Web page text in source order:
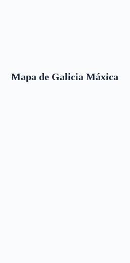
Mapa de Galicia Máxica